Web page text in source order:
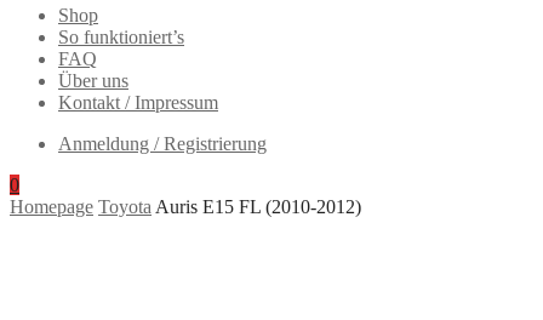
Shop
So funktioniert’s
FAQ
Über uns
Kontakt / Impressum
Anmeldung / Registrierung
0
Homepage Toyota Auris E15 FL (2010-2012)